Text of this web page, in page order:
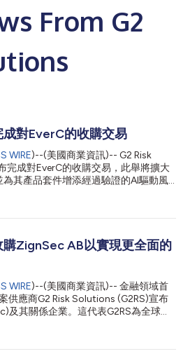
From G2
對EverC的收購交易
WIRE)--(美國商業資訊)-- G2 Risk
完成對EverC的收購交易，此舉將擴大
為其產品套件增添經過驗證的AI驅動風
場強化防禦，抵禦詐欺、詐騙及非法或
動風險評估工具。 G2RS的其他解決方
入駐管理、持續監控、培訓教育與專業
自動化風險管理。 G2RS總裁
EverC深厚的市場專業知識和經過實戰
品組合，可望強化線上市場抵禦不斷升
已成為全球電子商務命脈的體系。」
充說道：「身為統一的組織，我們將利
ZignSec AB以實現更全面的
WIRE)--(美國商業資訊)-- 金融領域首
供應商G2 Risk Solutions (G2RS)宣布
及其關係企業。這代表G2RS為全球受
務領域的領先企業WebShield，以及業